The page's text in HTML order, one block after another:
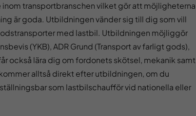
transportbranschen vilket gör att möjligheterna
är goda. Utbildningen vänder sig till dig som vill
med lastbil. Utbildningen möjliggör
(YKB), ADR Grund (Transport av farligt gods),
också lära dig om fordonets skötsel, mekanik samt
alltså direkt efter utbildningen, om du
som lastbilschaufför vid nationella eller